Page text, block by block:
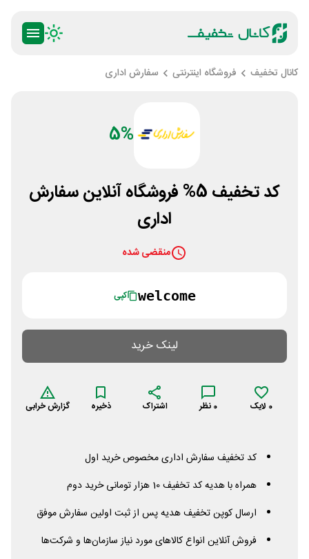
کانال تخفیف فروشگاه اینترنتی سفارش اداری
5%
کد تخفیف 5% فروشگاه آنلاین سفارش
اداری
منقضی شده
welcome کپی
لینک خرید
0 لایک 0 نظر اشتراک ذخیره گزارش خرابی
کد تخفیف سفارش اداری مخصوص خرید اول
همراه با هدیه کد تخفیف 10 هزار تومانی خرید دوم
ارسال کوپن تخفیف هدیه پس از ثبت اولین سفارش موفق
فروش آنلاین انواع کالاهای مورد نیاز سازمان‌‌ها و شرکت‌ها